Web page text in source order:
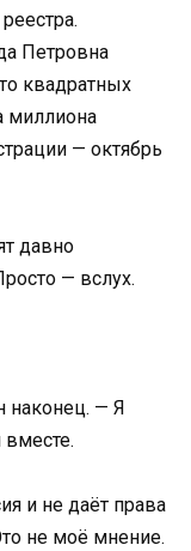
Петровна
квадратных
миллиона
— октябрь
давно
— вслух.
наконец. — Я
и не даёт права
не моё мнение.